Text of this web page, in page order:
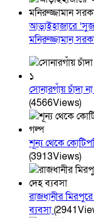
আড়াইহাজারে
মনিরুজ্জামান
সোনারগাঁয় চাঁদা
(4566Views)
শূন্য থেকে
(3913Views)
রাজধানীর
ব্যবসা